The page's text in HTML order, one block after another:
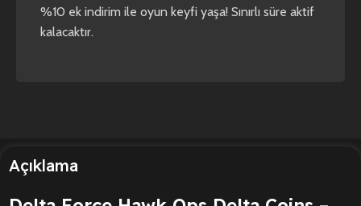
%10 ek indirim ile oyun keyfi yaşa! Sınırlı süre aktif
kalacaktır.
Açıklama